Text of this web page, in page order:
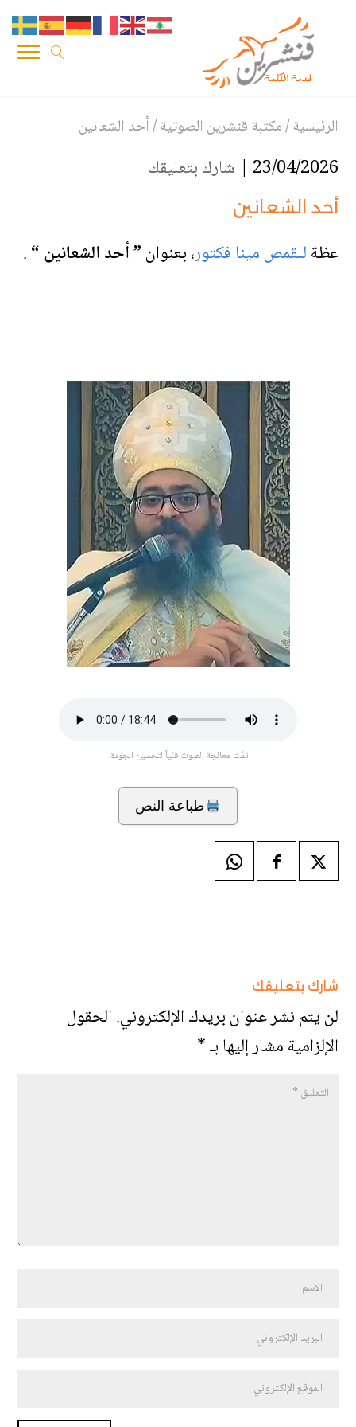
الرئيسية/مكتبة قنشرين الصوتية/أحد الشعانين
23/04/2026 | شارك بتعليقك
أحد الشعانين
عظةللقمص مينا فكتور،بعنوان” أحد الشعانين “.
تمّت معالجة الصوت فنّياً لتحسين الجودة.
طباعة النص
شارك بتعليقك
لن يتم نشر عنوان بريدك الإلكتروني.الحقول
الإلزامية مشار إليها بـ*